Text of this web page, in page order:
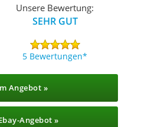
Unsere Bewertung:
SEHR GUT
5 Bewertungen
Angebot »
Angebot »